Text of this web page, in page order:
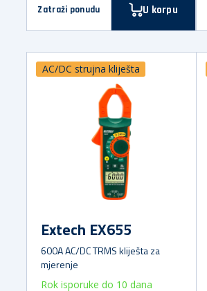
Zatraži ponudu U korpu
AC/DC strujna kliješta
Extech EX655
600A AC/DC TRMS kliješta za
mjerenje
Rok isporuke do 10 dana